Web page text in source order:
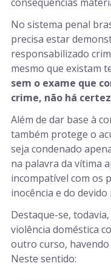
No sistema penal
precisa estar
responsabilizado
mesmo que existam
sem o exame que
crime, não há
Além de dar base à
também protege o
seja condenado
na palavra da vítima
incompatível com os
inocência e do
Destaque-se,
violência doméstica
outro curso,
Neste sentido: